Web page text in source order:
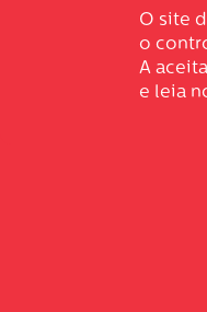
O site
o
A
e leia